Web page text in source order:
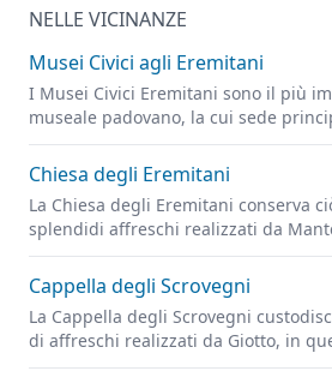
NELLE VICINANZE
Musei Civici agli Eremitani
I Musei Civici Eremitani sono il più
museale padovano, la cui sede
chiostri dell'ex convento dei frati
Eremitani.
Chiesa degli Eremitani
La Chiesa degli Eremitani conserva
splendidi affreschi realizzati da
Ovetari, parzialmente distrutti dai
del 1944
Cappella degli Scrovegni
La Cappella degli Scrovegni
di affreschi realizzati da Giotto, in
capolavori più importanti dell'arte